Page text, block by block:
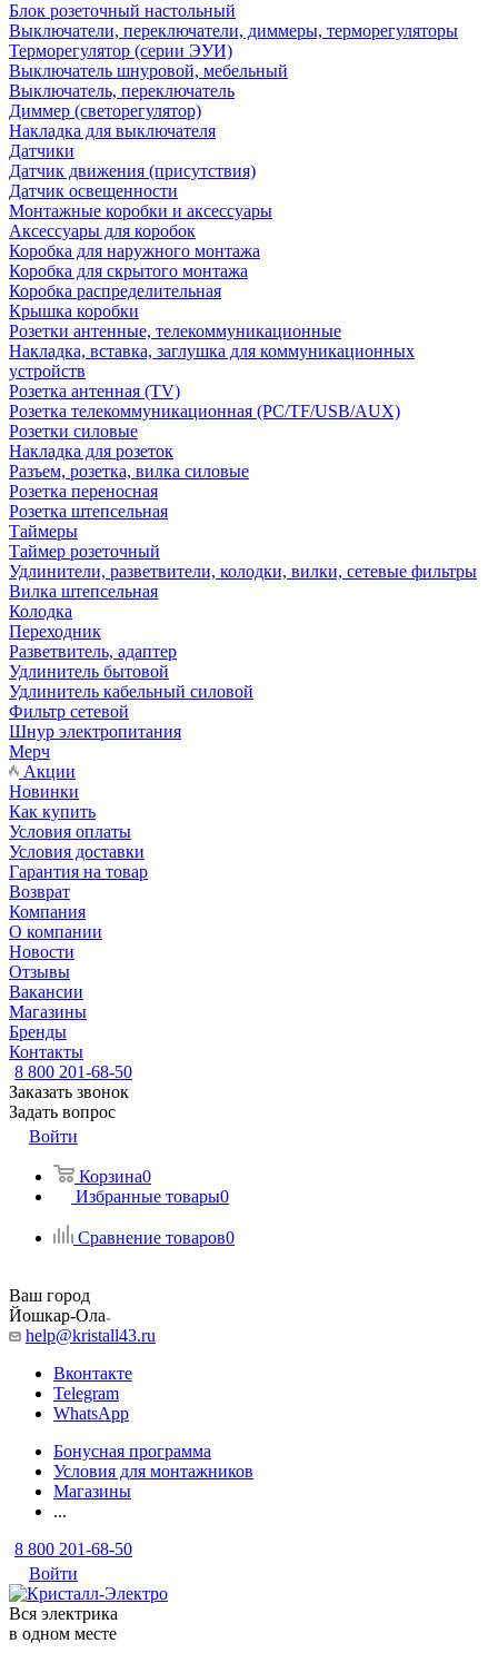
Блок розеточный настольный
Выключатели, переключатели, диммеры, терморегуляторы
Терморегулятор (серии ЭУИ)
Выключатель шнуровой, мебельный
Выключатель, переключатель
Диммер (светорегулятор)
Накладка для выключателя
Датчики
Датчик движения (присутствия)
Датчик освещенности
Монтажные коробки и аксессуары
Аксессуары для коробок
Коробка для наружного монтажа
Коробка для скрытого монтажа
Коробка распределительная
Крышка коробки
Розетки антенные, телекоммуникационные
Накладка, вставка, заглушка для коммуникационных
устройств
Розетка антенная (TV)
Розетка телекоммуникационная (PC/TF/USB/AUX)
Розетки силовые
Накладка для розеток
Разъем, розетка, вилка силовые
Розетка переносная
Розетка штепсельная
Таймеры
Таймер розеточный
Удлинители, разветвители, колодки, вилки, сетевые фильтры
Вилка штепсельная
Колодка
Переходник
Разветвитель, адаптер
Удлинитель бытовой
Удлинитель кабельный силовой
Фильтр сетевой
Шнур электропитания
Мерч
Акции
Новинки
Как купить
Условия оплаты
Условия доставки
Гарантия на товар
Возврат
Компания
О компании
Новости
Отзывы
Вакансии
Магазины
Бренды
Контакты
8 800 201-68-50
Заказать звонок
Задать вопрос
Войти
Корзина0
Избранные товары0
Сравнение товаров0
Ваш город
Йошкар-Ола
help@kristall43.ru
Вконтакте
Telegram
WhatsApp
Бонусная программа
Условия для монтажников
Магазины
...
8 800 201-68-50
Войти
Вся электрика
в одном месте